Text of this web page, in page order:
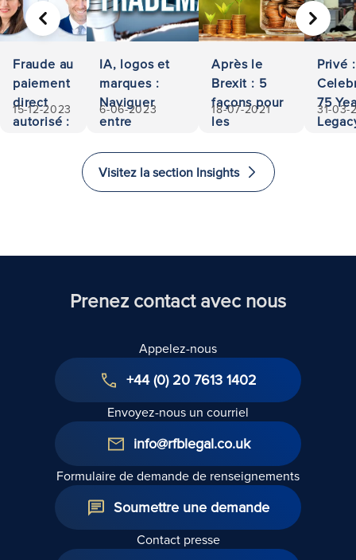
Fraude au
paiement
direct
autorisé :
15-12-2023
IA, logos et
marques :
Naviguer
entre
responsabilité
6-06-2023
Après le
Brexit : 5
façons pour
les
d'investir et
d'immigrer
au
18-07-2021
Privé :
75
31-03-
PRÉCÉDENT
Visitez la section Insights
Prenez contact avec nous
Appelez-nous
+44 (0) 20 7613 1402
Envoyez-nous un courriel
info@rfblegal.co.uk
Formulaire de demande de renseignements
Soumettre une demande
Contact presse